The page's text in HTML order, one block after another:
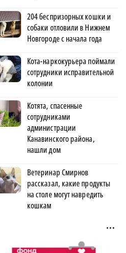
204 беспризорных кошки и
собаки отловили в Нижнем
Новгороде с начала года
Кота-наркокурьера поймали
сотрудники исправительной
колонии
Котята, спасенные
сотрудниками
администрации
Канавинского района,
нашли дом
Ветеринар Смирнов
рассказал, какие продукты
на столе могут навредить
кошкам